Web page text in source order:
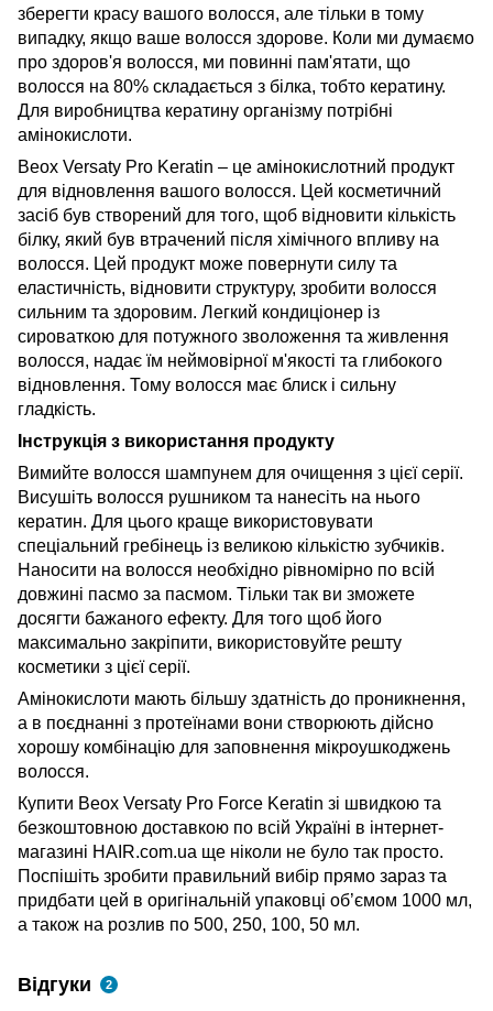
зберегти красу вашого волосся, але тільки в тому
випадку, якщо ваше волосся здорове. Коли ми думаємо
про здоров'я волосся, ми повинні пам'ятати, що
волосся на 80% складається з білка, тобто кератину.
Для виробництва кератину організму потрібні
амінокислоти.
Beox Versaty Pro Keratin – це амінокислотний продукт
для відновлення вашого волосся. Цей косметичний
засіб був створений для того, щоб відновити кількість
білку, який був втрачений після хімічного впливу на
волосся. Цей продукт може повернути силу та
еластичність, відновити структуру, зробити волосся
сильним та здоровим. Легкий кондиціонер із
сироваткою для потужного зволоження та живлення
волосся, надає їм неймовірної м'якості та глибокого
відновлення. Тому волосся має блиск і сильну
гладкість.
Інструкція з використання продукту
Вимийте волосся шампунем для очищення з цієї серії.
Висушіть волосся рушником та нанесіть на нього
кератин. Для цього краще використовувати
спеціальний гребінець із великою кількістю зубчиків.
Наносити на волосся необхідно рівномірно по всій
довжині пасмо за пасмом. Тільки так ви зможете
досягти бажаного ефекту. Для того щоб його
максимально закріпити, використовуйте решту
косметики з цієї серії.
Амінокислоти мають більшу здатність до проникнення,
а в поєднанні з протеїнами вони створюють дійсно
хорошу комбінацію для заповнення мікроушкоджень
волосся.
Купити Beox Versaty Pro Force Keratin зі швидкою та
безкоштовною доставкою по всій Україні в інтернет-
магазині HAIR.com.ua ще ніколи не було так просто.
Поспішіть зробити правильний вибір прямо зараз та
придбати цей в оригінальній упаковці об’ємом 1000 мл,
а також на розлив по 500, 250, 100, 50 мл.
Відгуки 2